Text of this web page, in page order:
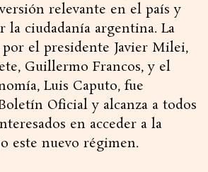
relevante en el país y
la ciudadanía argentina. La
el presidente Javier Milei,
Guillermo Francos, y el
Luis Caputo, fue
Oficial y alcanza a todos
en acceder a la
este nuevo régimen.